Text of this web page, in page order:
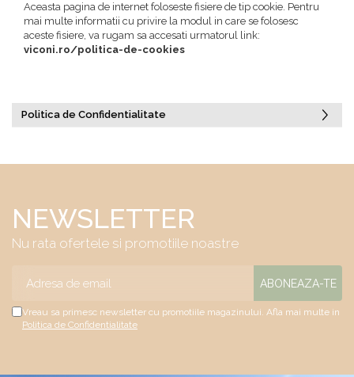
Aceasta pagina de internet foloseste fisiere de tip cookie. Pentru
mai multe informatii cu privire la modul in care se folosesc
aceste fisiere, va rugam sa accesati urmatorul link:
viconi.ro/politica-de-cookies
Politica de Confidentialitate
NEWSLETTER
Nu rata ofertele si promotiile noastre
Vreau sa primesc newsletter cu promotiile magazinului. Afla mai multe in
Politica de Confidentialitate